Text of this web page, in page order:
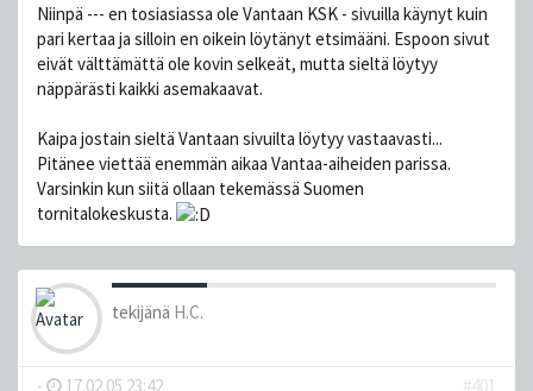
Niinpä --- en tosiasiassa ole Vantaan KSK - sivuilla käynyt kuin
pari kertaa ja silloin en oikein löytänyt etsimääni. Espoon sivut
eivät välttämättä ole kovin selkeät, mutta sieltä löytyy
näppärästi kaikki asemakaavat.
Kaipa jostain sieltä Vantaan sivuilta löytyy vastaavasti...
Pitänee viettää enemmän aikaa Vantaa-aiheiden parissa.
Varsinkin kun siitä ollaan tekemässä Suomen
tornitalokeskusta.
tekijänä H.C.
- 17.02.05 23:42 #401